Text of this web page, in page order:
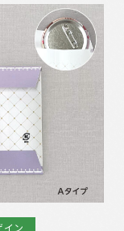
イン